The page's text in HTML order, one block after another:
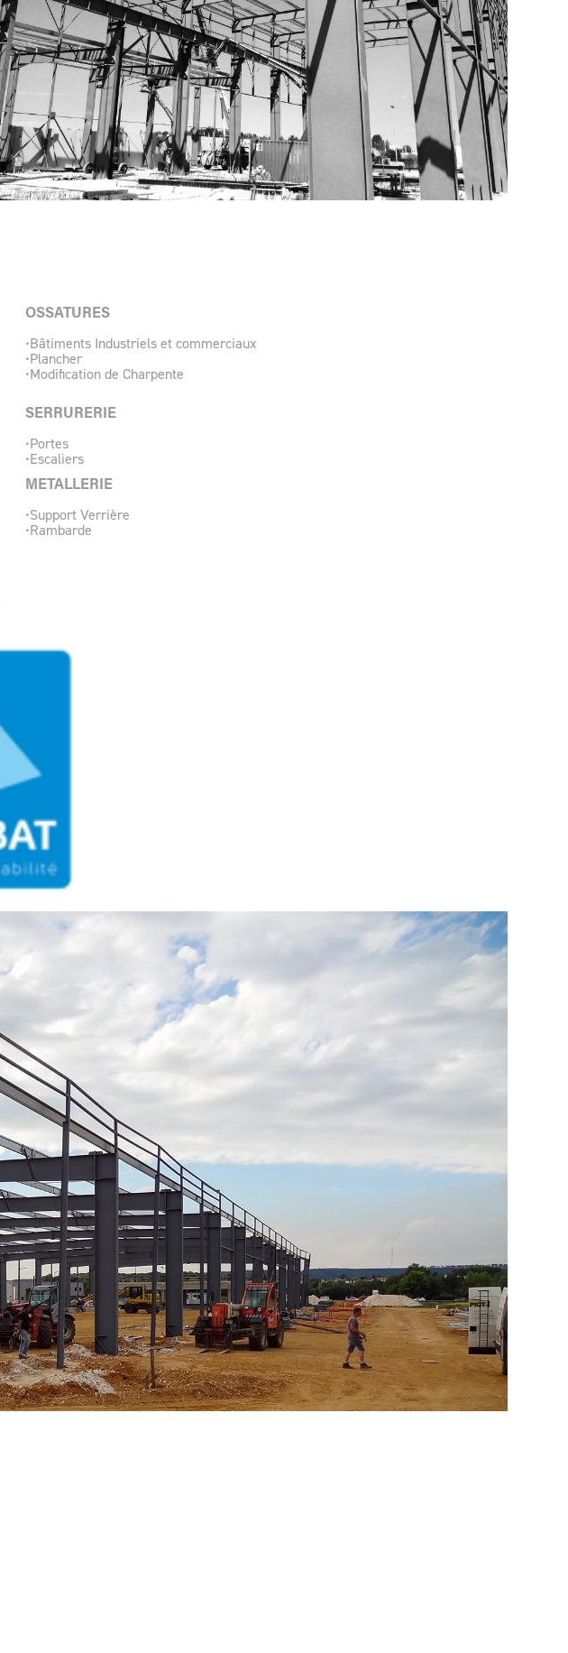
OSSATURES
•Bâtiments Industriels et commerciaux
•Plancher
•Modification de Charpente
SERRURERIE
•Portes
•Escaliers
METALLERIE
•Support Verrière
•Rambarde